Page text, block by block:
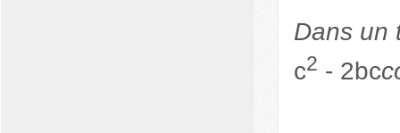
Dans un
c2 - 2bc